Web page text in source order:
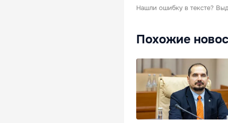
Нашли ошибку в тексте?
Похожие